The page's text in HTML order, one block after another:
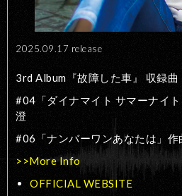
2025.09.17 release
3rd Album『故障した車』 収録曲
#04「ダイナマイト サマーナイ
澄
#06「ナンバーワンあなたは」作
>>More Info
OFFICIAL WEBSITE